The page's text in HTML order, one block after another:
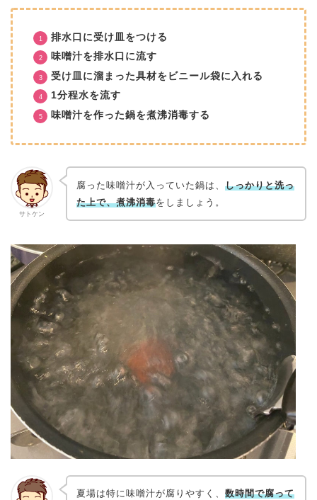
排水口に受け皿をつける
味噌汁を排水口に流す
受け皿に溜まった具材をビニール袋に入れる
1分程水を流す
味噌汁を作った鍋を煮沸消毒する
サトケン
腐った味噌汁が入っていた鍋は、 しっかりと洗っ
た上で、煮沸消毒をしましょう。
夏場は特に味噌汁が腐りやすく、 数時間で腐って